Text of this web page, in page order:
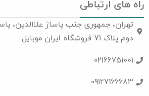
راه های ارتباطی
تهران، جمهوری جنب پاساژ علاالدین،
دوم پلاک 71 فروشگاه ایران موبایل
02166751001
09127166683